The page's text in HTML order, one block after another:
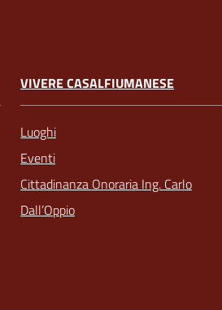
VIVERE CASALFIUMANESE
Luoghi
Eventi
Cittadinanza Onoraria Ing. Carlo
Dall’Oppio